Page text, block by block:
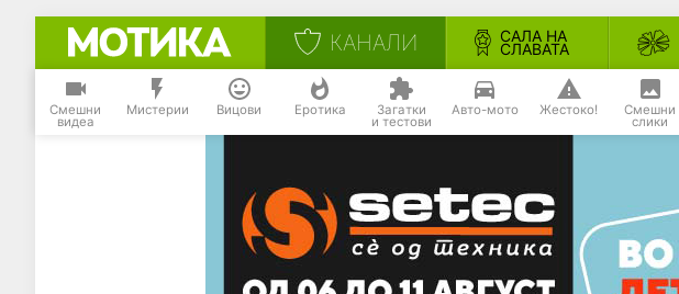
КАНАЛИ САЛА НА
СЛАВАТА
Смешни
видеа
Мистерии Вицови Еротика Загатки
и тестови
Авто-мото Жестоко! Смешни
слики